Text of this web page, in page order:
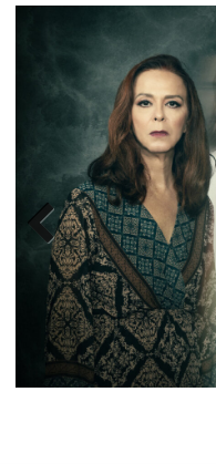
Previ
ous